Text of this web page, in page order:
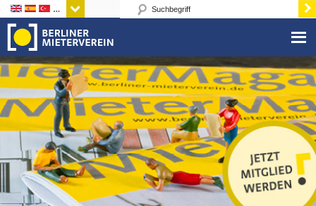
Sprachen